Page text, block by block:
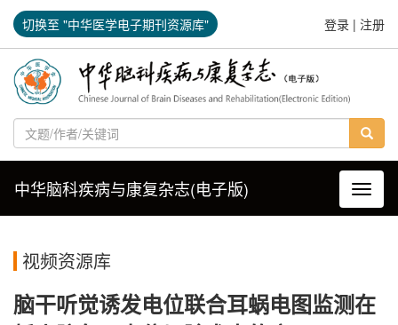
切换至 "中华医学电子期刊资源库" 登录 | 注册
导航
中华脑科疾病与康复杂志(电子版)
视频资源库
脑干听觉诱发电位联合耳蜗电图监测在